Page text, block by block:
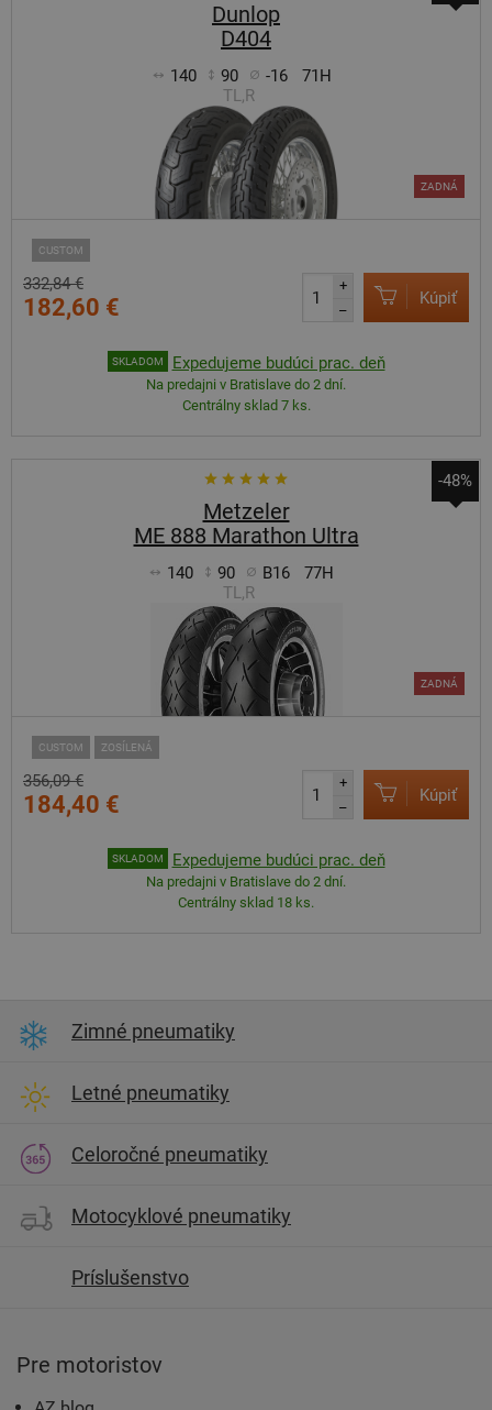
Dunlop
D404
140 90 -16
71H
TL,R
CUSTOM
ZADNÁ
332,84 €
182,60 €
+
–
Kúpiť
SKLADOM Expedujeme budúci prac. deň
Na predajni v Bratislave do 2 dní.
Centrálny sklad 7 ks.
-48%
Metzeler
ME 888 Marathon Ultra
140 90 B16
77H
TL,R
CUSTOM ZOSÍLENÁ
ZADNÁ
356,09 €
184,40 €
+
–
Kúpiť
SKLADOM Expedujeme budúci prac. deň
Na predajni v Bratislave do 2 dní.
Centrálny sklad 18 ks.
Zimné pneumatiky
Letné pneumatiky
Celoročné pneumatiky
Motocyklové pneumatiky
Príslušenstvo
Pre motoristov